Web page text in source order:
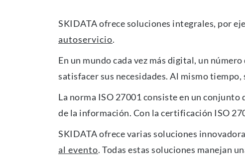
SKIDATA ofrece soluciones integrales, por
autoservicio.
En un mundo cada vez más digital, un
satisfacer sus necesidades. Al mismo
La norma ISO 27001 consiste en un
de la información. Con la certificación ISO
SKIDATA ofrece varias soluciones
al evento. Todas estas soluciones manejan